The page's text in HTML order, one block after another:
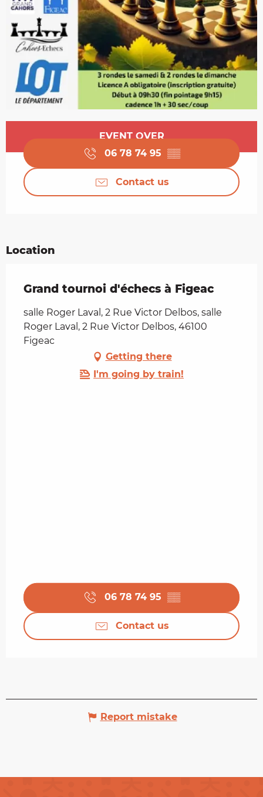
Opening hours & contact details
EVENT OVER
06 78 74 95 ▒▒
Contact us
Location
Grand tournoi d'échecs à Figeac
salle Roger Laval, 2 Rue Victor Delbos, salle
Roger Laval, 2 Rue Victor Delbos, 46100
Figeac
Getting there
I'm going by train!
06 78 74 95 ▒▒
Contact us
Report mistake